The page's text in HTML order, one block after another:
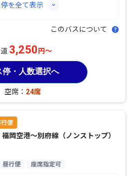
を全て表示
このバスについて
3,250円～
停・人数選択へ
空席： 24席
岡空港〜別府線（ノンストップ）
昼行便 座席指定可